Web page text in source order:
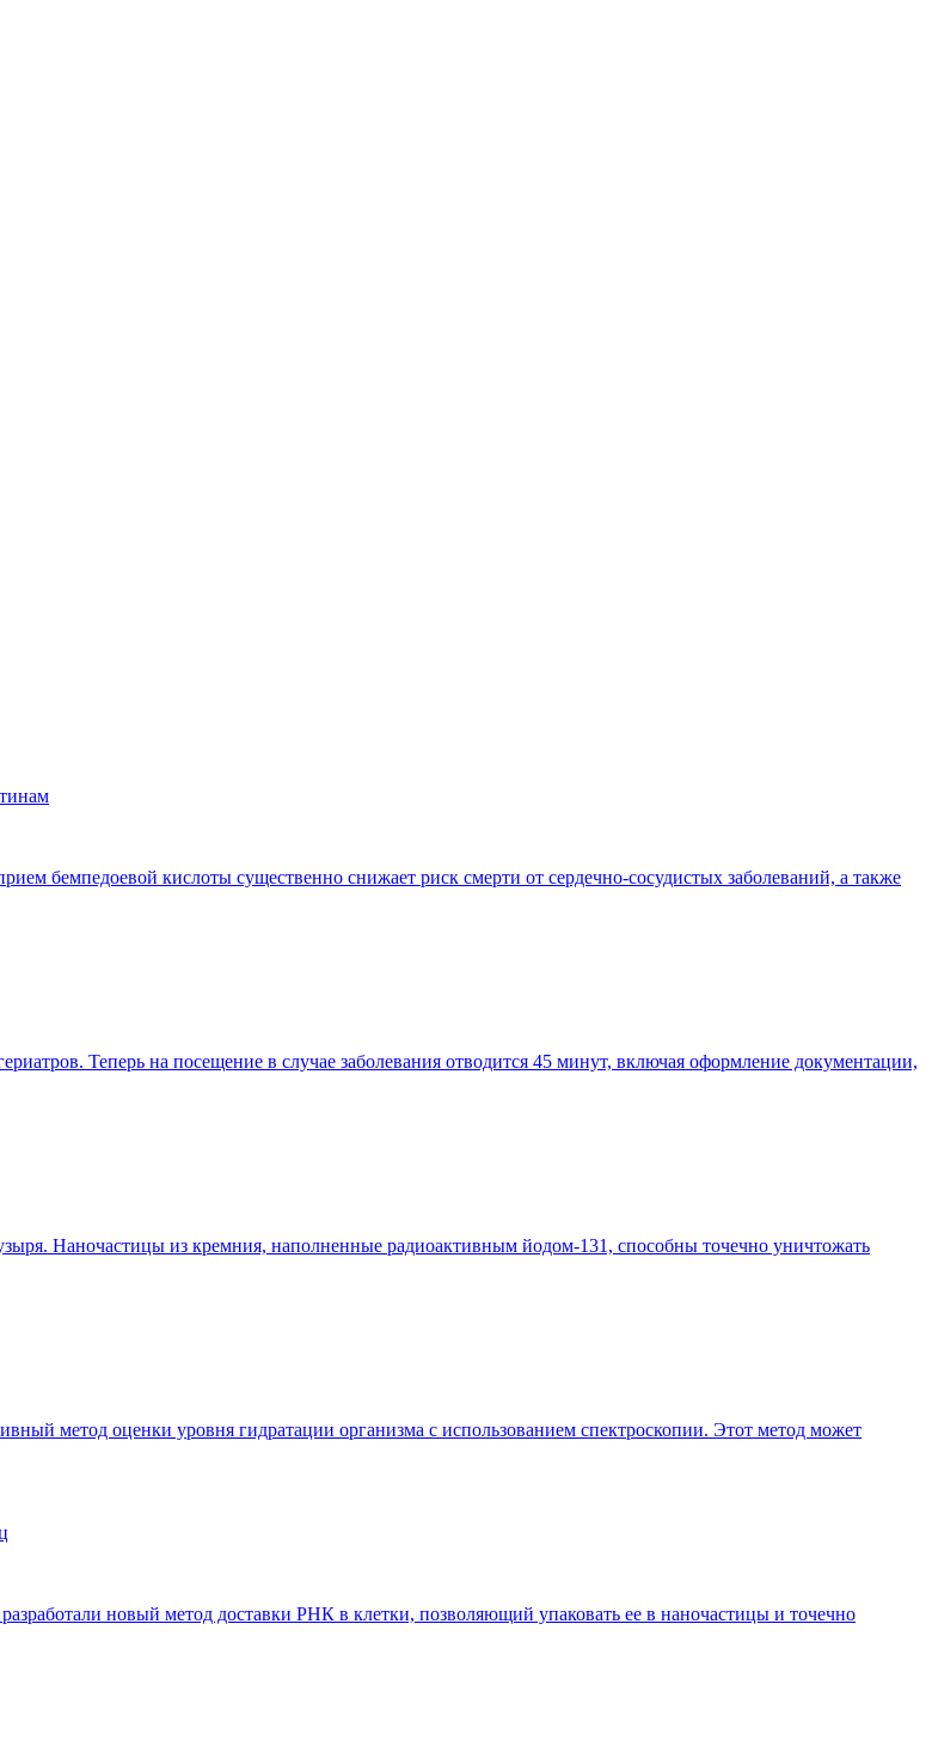
бемпедоевой кислоты существенно снижает риск смерти от сердечно-сосудистых заболеваний, а также
Теперь на посещение в случае заболевания отводится 45 минут, включая оформление документации,
Наночастицы из кремния, наполненные радиоактивным йодом-131, способны точечно уничтожать
метод оценки уровня гидратации организма с использованием спектроскопии. Этот метод может
новый метод доставки РНК в клетки, позволяющий упаковать ее в наночастицы и точечно